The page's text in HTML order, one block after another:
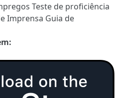
Teste de proficiência
Imprensa Guia de